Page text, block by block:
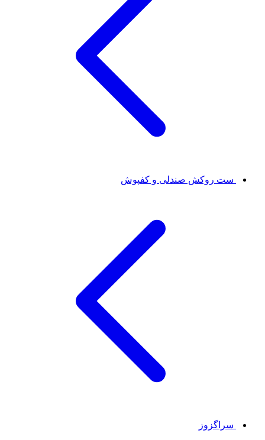
ست روکش صندلی و کفپوش
سراگزوز